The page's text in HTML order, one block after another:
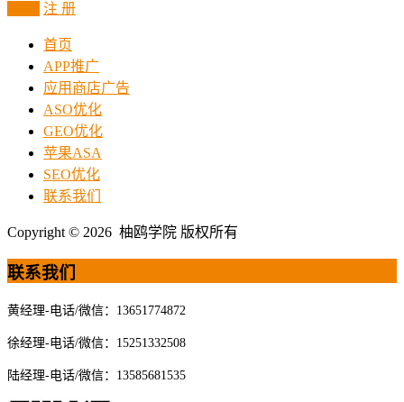
注 册
首页
APP推广
应用商店广告
ASO优化
GEO优化
苹果ASA
SEO优化
联系我们
Copyright © 2026 柚鸥学院 版权所有
联系我们
黄经理-电话/微信：13651774872
徐经理-电话/微信：15251332508
陆经理-电话/微信：13585681535